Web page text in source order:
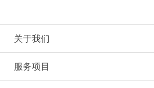
关于我们
服务项目